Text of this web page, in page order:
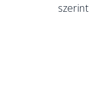
szerint